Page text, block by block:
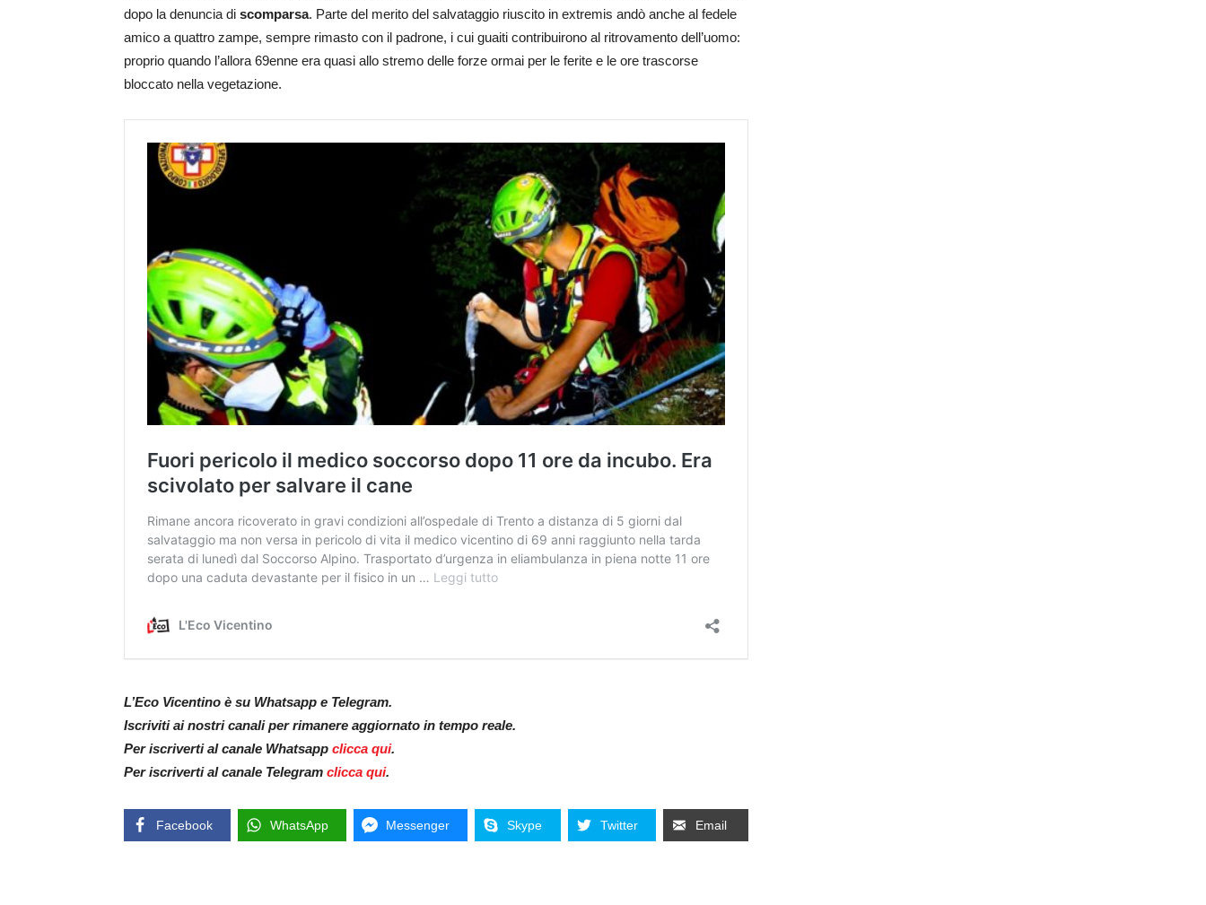
dopo la denuncia di scomparsa. Parte del merito del salvataggio riuscito in extremis andò anche al fedele
amico a quattro zampe, sempre rimasto con il padrone, i cui guaiti contribuirono al ritrovamento dell’uomo:
proprio quando l’allora 69enne era quasi allo stremo delle forze ormai per le ferite e le ore trascorse
bloccato nella vegetazione.
L’Eco Vicentino è su Whatsapp e Telegram.
Iscriviti ai nostri canali per rimanere aggiornato in tempo reale.
Per iscriverti al canale Whatsapp clicca qui.
Per iscriverti al canale Telegram clicca qui.
Facebook WhatsApp Messenger Skype Twitter Email